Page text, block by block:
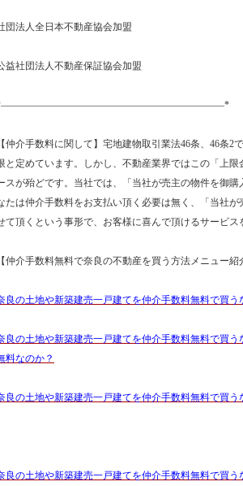
団法人全日本不動産協会加盟
益社団法人不動産保証協会加盟
【仲介手数料に関して】宅地建物取引業法46条、46条
と定めています。しかし、不動産業界ではこの「上
スが殆どです。当社では、「当社が売主の物件を御
たは仲介手数料をお支払い頂く必要は無く、「当社
て頂くという事形で、お客様に喜んで頂けるサービス
【仲介手数料無料で奈良の不動産を買う方法メニュー紹
良の土地や新築建売一戸建てを仲介手数料無料で買う
良の土地や新築建売一戸建てを仲介手数料無料で買
料なのか？
良の土地や新築建売一戸建てを仲介手数料無料で買
良の土地や新築建売一戸建てを仲介手数料無料で買